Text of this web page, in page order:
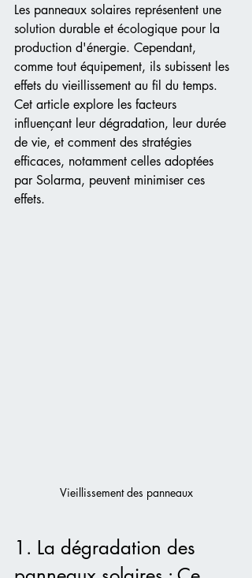
Les panneaux solaires représentent une
solution durable et écologique pour la
production d'énergie. Cependant,
comme tout équipement, ils subissent les
effets du vieillissement au fil du temps.
Cet article explore les facteurs
influençant leur dégradation, leur durée
de vie, et comment des stratégies
efficaces, notamment celles adoptées
par Solarma, peuvent minimiser ces
effets.
Vieillissement des panneaux
1. La dégradation des